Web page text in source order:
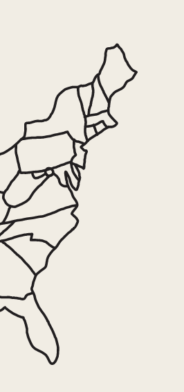
خريطة التأثير